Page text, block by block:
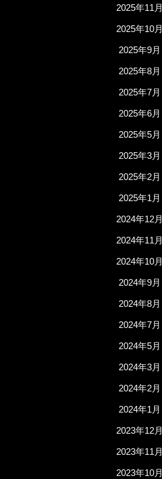
2025年11月
2025年10月
2025年9月
2025年8月
2025年7月
2025年6月
2025年5月
2025年3月
2025年2月
2025年1月
2024年12月
2024年11月
2024年10月
2024年9月
2024年8月
2024年7月
2024年5月
2024年3月
2024年2月
2024年1月
2023年12月
2023年11月
2023年10月